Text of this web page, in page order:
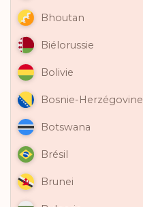
Bhoutan
Biélorussie
Bolivie
Bosnie-Herzégovine
Botswana
Brésil
Brunei